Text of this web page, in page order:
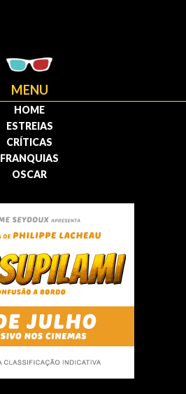
MENU
HOME
ESTREIAS
CRÍTICAS
FRANQUIAS
OSCAR